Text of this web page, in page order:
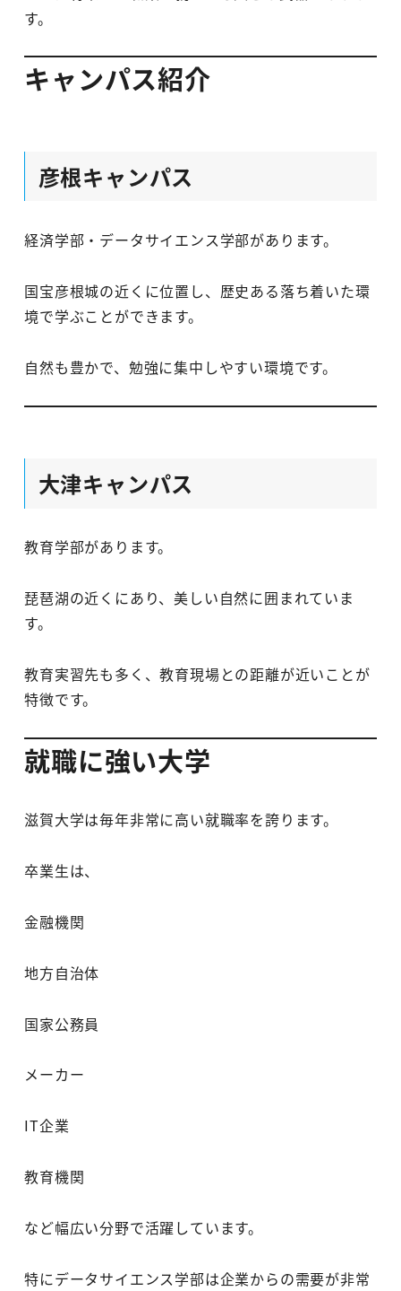
す。
キャンパス紹介
彦根キャンパス
経済学部・データサイエンス学部があります。
国宝彦根城の近くに位置し、歴史ある落ち着いた環
境で学ぶことができます。
自然も豊かで、勉強に集中しやすい環境です。
大津キャンパス
教育学部があります。
琵琶湖の近くにあり、美しい自然に囲まれていま
す。
教育実習先も多く、教育現場との距離が近いことが
特徴です。
就職に強い大学
滋賀大学は毎年非常に高い就職率を誇ります。
卒業生は、
金融機関
地方自治体
国家公務員
メーカー
IT企業
教育機関
など幅広い分野で活躍しています。
特にデータサイエンス学部は企業からの需要が非常